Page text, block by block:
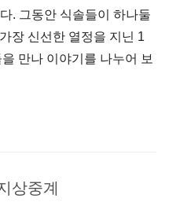
. 그동안 식솔들이 하나둘
장 신선한 열정을 지닌 1
만나 이야기를 나누어 보
상중계